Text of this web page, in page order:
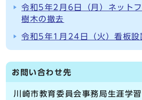
令和5年2月6日（月）ネット
樹木の撤去
令和5年1月24日（火）看板設
お問い合わせ先
川崎市教育委員会事務局生涯学